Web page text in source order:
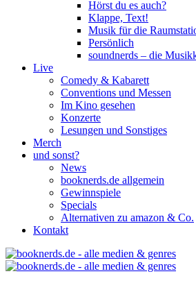
Hörst du es auch?
Klappe, Text!
Musik für die
Persönlich
soundnerds – die
Live
Comedy & Kabarett
Conventions und Messen
Im Kino gesehen
Konzerte
Lesungen und Sonstiges
Merch
und sonst?
News
booknerds.de allgemein
Gewinnspiele
Specials
Alternativen zu amazon & Co.
Kontakt